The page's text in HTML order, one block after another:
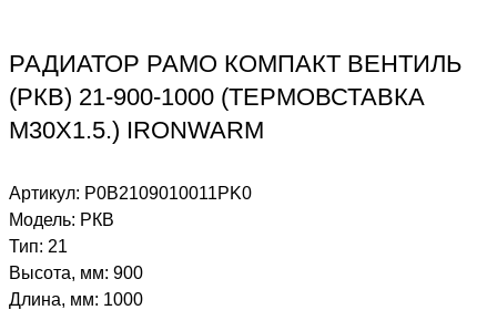
РАДИАТОР РАМО КОМПАКТ ВЕНТИЛЬ
(РКВ) 21-900-1000 (ТЕРМОВСТАВКА
М30Х1.5.) IRONWARM
Артикул: Р0В2109010011PK0
Модель: РКВ
Тип: 21
Высота, мм: 900
Длина, мм: 1000